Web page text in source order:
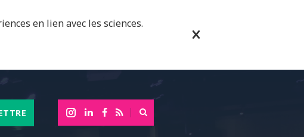
en lien avec les sciences.